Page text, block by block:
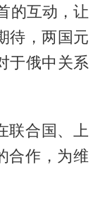
的互动，让
待，两国元
于俄中关系
联合国、上
合作，为维